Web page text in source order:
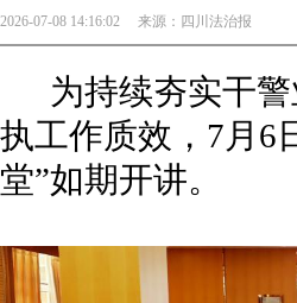
2026-07-08 14:16:02 来源： 四川法治报
为持续夯实干警
执工作质效，7月6
堂”如期开讲。